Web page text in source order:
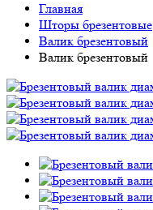
Главная
Шторы брезентовые
Валик брезентовый
Валик брезентовый